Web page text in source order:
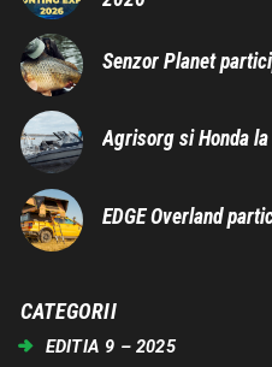
Senzor Planet
Agrisorg si Honda la
EDGE Overland
CATEGORII
EDITIA 9 – 2025